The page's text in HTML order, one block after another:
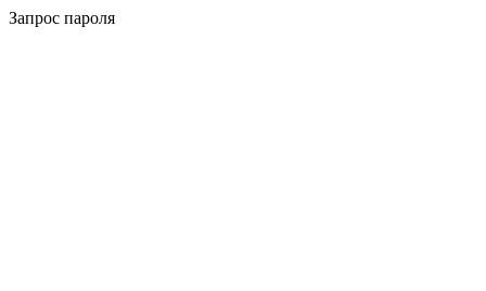
Запрос пароля